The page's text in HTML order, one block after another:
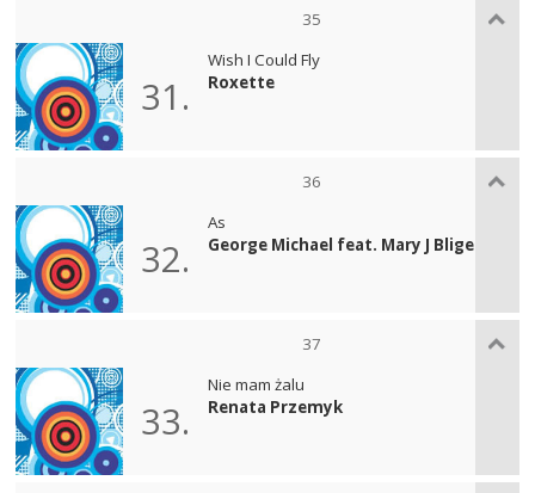
35
31.
Wish I Could Fly
Roxette
36
32.
As
George Michael feat. Mary J Blige
37
33.
Nie mam żalu
Renata Przemyk